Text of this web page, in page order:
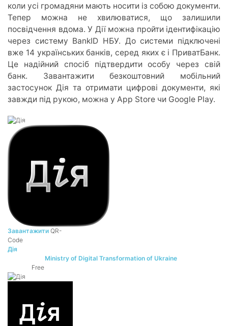
коли усі громадяни мають носити із собою документи.
Тепер можна не хвилюватися, що залишили
посвідчення вдома. У Дії можна пройти ідентифікацію
через систему BankID НБУ. До системи підключені
вже 14 українських банків, серед яких є і ПриватБанк.
Це надійний спосіб підтвердити особу через свій
банк. Завантажити безкоштовний мобільний
застосунок Дія та отримати цифрові документи, які
завжди під рукою, можна у App Store чи Google Play.
Завантажити QR-
Code
Дія
Ministry of Digital Transformation of Ukraine
Free